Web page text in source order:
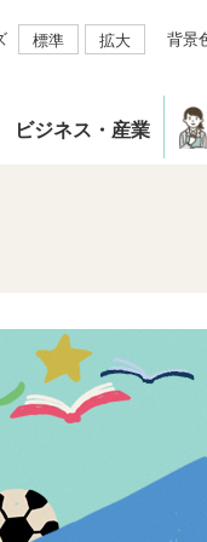
標準 拡大 背景
ビジネス・産業